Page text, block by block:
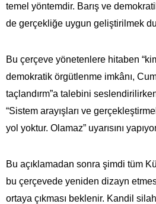
temel yöntemdir. Barış ve
de gerçekliğe uygun geliştirilmek
Bu çerçeve yönetenlere hitaben
demokratik örgütlenme imkânı,
taçlandırm”a talebini
“Sistem arayışları ve
yol yoktur. Olamaz” uyarısını
Bu açıklamadan sonra şimdi tüm
bu çerçevede yeniden dizayn
ortaya çıkması beklenir. Kandil